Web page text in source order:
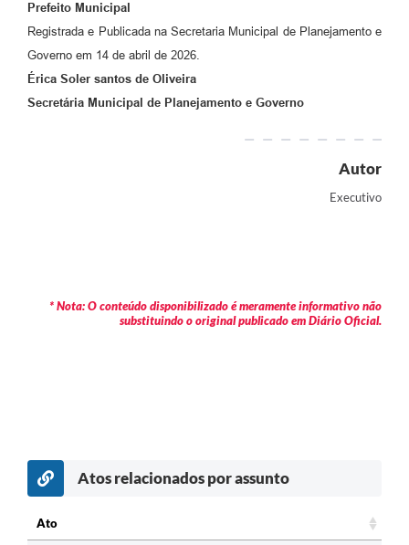
FAQ
Prefeito Municipal
Registrada e Publicada na Secretaria Municipal de Planejamento e
Governo em 14 de abril de 2026.
Érica Soler santos de Oliveira
Secretária Municipal de Planejamento e Governo
Autor
Executivo
* Nota: O conteúdo disponibilizado é meramente informativo não
substituindo o original publicado em Diário Oficial.
Atos relacionados por assunto
Ato